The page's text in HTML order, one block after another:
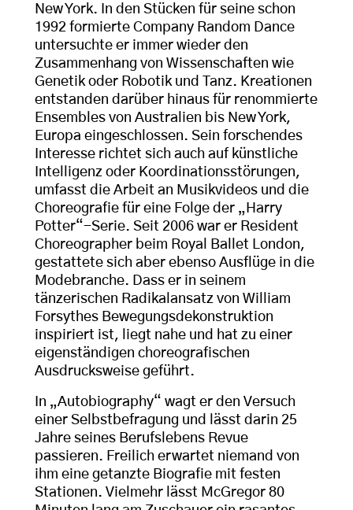
New York. In den Stücken für seine schon
1992 formierte Company Random Dance
untersuchte er immer wieder den
Zusammenhang von Wissenschaften wie
Genetik oder Robotik und Tanz. Kreationen
entstanden darüber hinaus für renommierte
Ensembles von Australien bis New York,
Europa eingeschlossen. Sein forschendes
Interesse richtet sich auch auf künstliche
Intelligenz oder Koordinationsstörungen,
umfasst die Arbeit an Musikvideos und die
Choreografie für eine Folge der „Harry
Potter“-Serie. Seit 2006 war er Resident
Choreographer beim Royal Ballet London,
gestattete sich aber ebenso Ausflüge in die
Modebranche. Dass er in seinem
tänzerischen Radikalansatz von William
Forsythes Bewegungsdekonstruktion
inspiriert ist, liegt nahe und hat zu einer
eigenständigen choreografischen
Ausdrucksweise geführt.
In „Autobiography“ wagt er den Versuch
einer Selbstbefragung und lässt darin 25
Jahre seines Berufslebens Revue
passieren. Freilich erwartet niemand von
ihm eine getanzte Biografie mit festen
Stationen. Vielmehr lässt McGregor 80